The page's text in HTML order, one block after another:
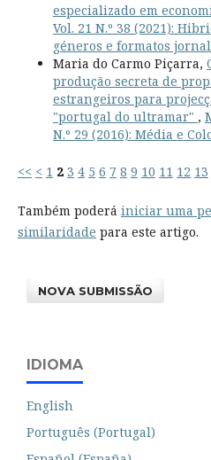
especializado em
Vol. 21 N.º 38 (2021):
géneros e formatos
Maria do Carmo Piçarra,
produção secreta de
estrangeiros para
"portugal do ultramar" ,
N.º 29 (2016): Média e
<< < 1 2 3 4 5 6 7 8 9 10 11 12 13
Também poderá iniciar uma
similaridade para este artigo.
NOVA SUBMISSÃO
IDIOMA
English
Português (Portugal)